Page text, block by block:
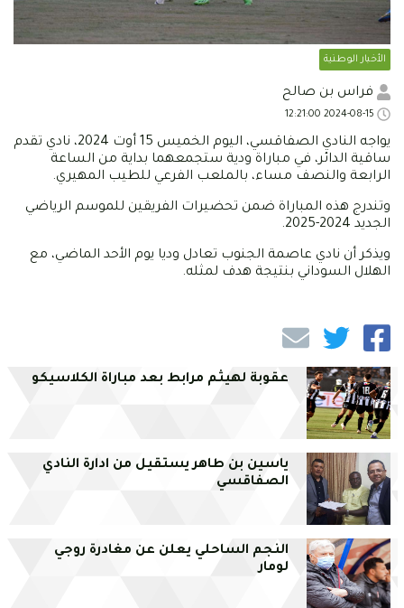
الأخبار الوطنية
فراس بن صالح
يواجه النادي الصفاقسي، اليوم الخميس 15 أوت 2024، نادي تقدم
ساقية الدائر، في مباراة ودية ستجمعهما بداية من الساعة
الرابعة والنصف مساء، بالملعب الفرعي للطيب المهيري.
وتندرج هذه المباراة ضمن تحضيرات الفريقين للموسم الرياضي
الجديد 2024-2025.
ويذكر أن نادي عاصمة الجنوب تعادل وديا يوم الأحد الماضي، مع
الهلال السوداني بنتيجة هدف لمثله.
عقوبة لهيثم مرابط بعد مباراة الكلاسيكو
ياسين بن طاهر يستقيل من ادارة النادي
الصفاقسي
النجم الساحلي يعلن عن مغادرة روجي
لومار